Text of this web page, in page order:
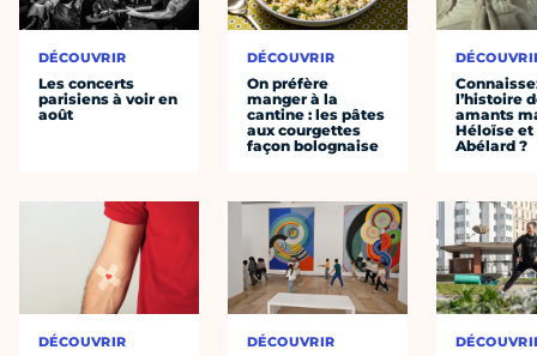
DÉCOUVRIR
Les concerts
parisiens à voir en
août
DÉCOUVRIR
DÉCOUVRIR
On préfère
manger à la
cantine : les pâtes
aux courgettes
façon bolognaise
DÉCOUVRIR
l’histoire
amants
Héloïse et
Abélard ?